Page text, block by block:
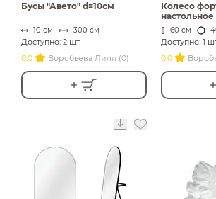
Бусы "Авето" d=10см
10 см 300 см
Доступно: 2 шт
0.0
Воробьева Лиля (0)
Колесо
настольное
60 см
Доступно: 1
0.0